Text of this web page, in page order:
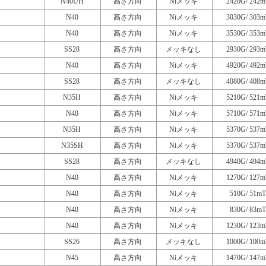
N40
高さ方向 Niメッキ
3030G/
N40
高さ方向 Niメッキ
3530G/
SS28
高さ方向 メッキなし
2930G/
N40
高さ方向 Niメッキ
4920G/
SS28
高さ方向 メッキなし
4080G/
N35H
高さ方向 Niメッキ
5210G/
N40
高さ方向 Niメッキ
5710G/
N35H
高さ方向 Niメッキ
5370G/
N35SH
高さ方向 Niメッキ
5370G/
SS28
高さ方向 メッキなし
4940G/
N40
高さ方向 Niメッキ
1270G/
N40
高さ方向 Niメッキ
510G/ 51mT
N40
高さ方向 Niメッキ
830G/ 83mT
N40
高さ方向 Niメッキ
1230G/
SS26
高さ方向 メッキなし
1000G/
N45
高さ方向 Niメッキ 1470G/